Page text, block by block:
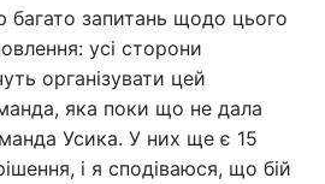
багато запитань щодо цього
усі сторони
організувати цей
яка поки що не дала
Усика. У них ще є 15
і я сподіваюся, що бій